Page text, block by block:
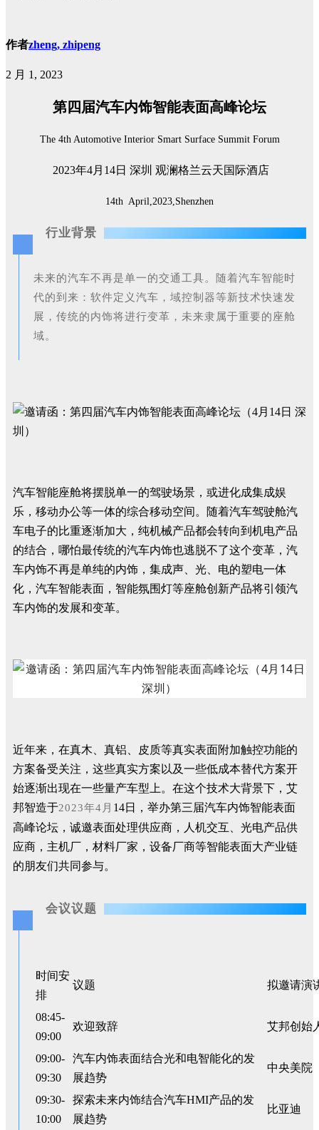
作者zheng, zhipeng
2 月 1, 2023
第四届汽车内饰智能表面高峰论坛
The 4th Automotive Interior Smart Surface Summit Forum
2023年4月14日 深圳 观澜格兰云天国际酒店
14th April,2023,Shenzhen
行业背景
未来的汽车不再是单一的交通工具。随着汽车智能时
代的到来：软件定义汽车，域控制器等新技术快速发
展，传统的内饰将进行变革，未来隶属于重要的座舱
域。
汽车智能座舱将摆脱单一的驾驶场景，或进化成集成娱
乐，移动办公等一体的综合移动空间。随着汽车驾驶舱汽
车电子的比重逐渐加大，纯机械产品都会转向到机电产品
的结合，哪怕最传统的汽车内饰也逃脱不了这个变革，汽
车内饰不再是单纯的内饰，集成声、光、电的塑电一体
化，汽车智能表面，智能氛围灯等座舱创新产品将引领汽
车内饰的发展和变革。
近年来，在真木、真铝、皮质等真实表面附加触控功能的
方案备受关注，这些真实方案以及一些低成本替代方案开
始逐渐出现在一些量产车型上。在这个技术大背景下，艾
邦智造于2023年4 月 14日，举办第三届汽车内饰智能表面
高峰论坛，诚邀表面处理供应商，人机交互、光电产品供
应商，主机厂，材料厂家，设备厂商等智能表面大产业链
的朋友们共同参与。
会议议题
时间安
排
议题 拟邀请演
08:45-
09:00
欢迎致辞 艾邦创始
09:00-
09:30
汽车内饰表面结合光和电智能化的发
展趋势
中央美院
09:30-
10:00
探索未来内饰结合汽车HMI产品的发
展趋势
比亚迪